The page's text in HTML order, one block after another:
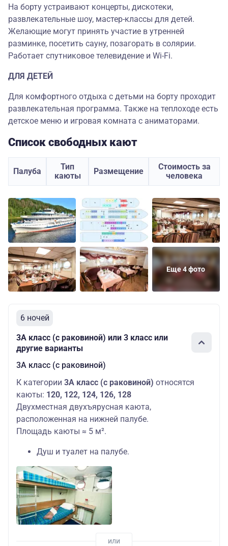
На борту устраивают концерты, дискотеки,
развлекательные шоу, мастер-классы для детей.
Желающие могут принять участие в утренней
разминке, посетить сауну, позагорать в солярии.
Работает спутниковое телевидение и Wi-Fi.
ДЛЯ ДЕТЕЙ
Для комфортного отдыха с детьми на борту проходит
развлекательная программа. Также на теплоходе есть
детское меню и игровая комната с аниматорами.
Список свободных кают
Палуба
Тип
каюты
Размещение
Стоимость за
человека
Еще 4 фото
6 ночей
3А класс (с раковиной) или 3 класс или
другие варианты
3А класс (с раковиной)
К категории 3А класс (с раковиной) относятся
каюты: 120, 122, 124, 126, 128
Двухместная двухъярусная каюта,
расположенная на нижней палубе.
Площадь каюты ≈ 5 м².
Душ и туалет на палубе.